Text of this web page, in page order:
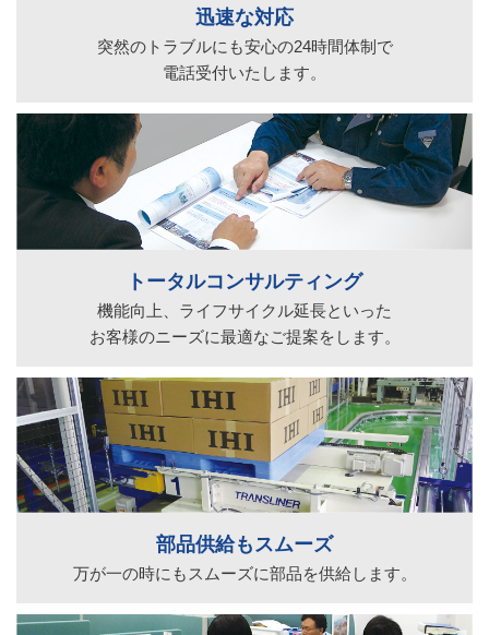
迅速な対応
突然のトラブルにも安心の24時間体制で
電話受付いたします。
トータルコンサルティング
機能向上、ライフサイクル延長といった
お客様のニーズに最適なご提案をします。
部品供給もスムーズ
万が一の時にもスムーズに部品を供給します。